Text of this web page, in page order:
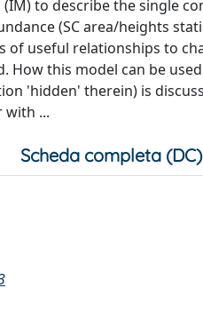
to describe the single
(SC area/heights
of useful relationships to
this model can be
'hidden' therein) is
with ...
Scheda completa (DC)